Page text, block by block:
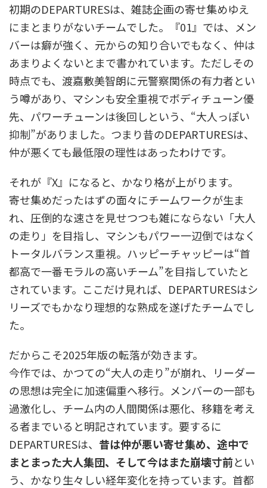
初期のDEPARTURESは、雑誌企画の寄せ集めゆえ
にまとまりがないチームでした。『01』では、メン
バーは癖が強く、元からの知り合いでもなく、仲は
あまりよくないとまで書かれています。ただしその
時点でも、渡嘉敷美智朗に元警察関係の有力者とい
う噂があり、マシンも安全重視でボディチューン優
先、パワーチューンは後回しという、“大人っぽい
抑制”がありました。つまり昔のDEPARTURESは、
仲が悪くても最低限の理性はあったわけです。
それが『X』になると、かなり格が上がります。
寄せ集めだったはずの面々にチームワークが生ま
れ、圧倒的な速さを見せつつも雑にならない「大人
の走り」を目指し、マシンもパワー一辺倒ではなく
トータルバランス重視。ハッピーチャッピーは“首
都高で一番モラルの高いチーム”を目指していたと
されています。ここだけ見れば、DEPARTURESはシ
リーズでもかなり理想的な熟成を遂げたチームでし
た。
だからこそ2025年版の転落が効きます。
今作では、かつての“大人の走り”が崩れ、リーダー
の思想は完全に加速偏重へ移行。メンバーの一部も
過激化し、チーム内の人間関係は悪化、移籍を考え
る者までいると明記されています。要するに
DEPARTURESは、 昔は仲が悪い寄せ集め、途中で
まとまった大人集団、そして今はまた崩壊寸前とい
う、かなり生々しい経年変化を持っています。首都